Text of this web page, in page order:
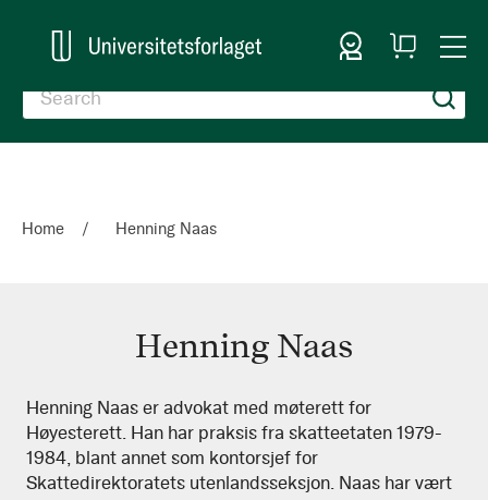
Sign In
My
Cart
Home Henning Naas
Henning Naas
Henning
Naas
Henning Naas er advokat med møterett for
Høyesterett. Han har praksis fra skatteetaten 1979-
1984, blant annet som kontorsjef for
Skattedirektoratets utenlandsseksjon. Naas har vært